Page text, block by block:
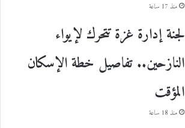
منذ 17 ساعة
لجنة إدارة غزة تتحرك لإيواء
النازحين.. تفاصيل خطة الإسكان
المؤقت
منذ 18 ساعة